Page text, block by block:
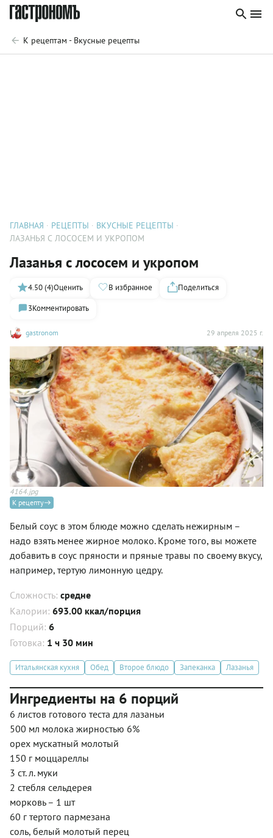
К рецептам - Вкусные рецепты
ГЛАВНАЯ РЕЦЕПТЫ
ВКУСНЫЕ РЕЦЕПТЫ
ЛАЗАНЬЯ С ЛОСОСЕМ И УКРОПОМ
Лазанья с лососем и укропом
gastronom 29 апреля 2025 г.
4.50 (4)Оценить В избранное
Поделиться
3Комментировать
4164.jpg
К рецепту
Белый соус в этом блюде можно сделать нежирным –
надо взять менее жирное молоко. Кроме того, вы можете
добавить в соус пряности и пряные травы по своему вкусу,
например, тертую лимонную цедру.
Сложность: средне
Калории: 693.00 ккал/порция
Порций: 6
Готовка: 1 ч 30 мин
Итальянская кухня Обед Второе блюдо Запеканка Лазанья
Ингредиенты на 6 порций
6 листов готового теста для лазаньи
500 мл молока жирностью 6%
орех мускатный молотый
150 г моццареллы
3 ст. л. муки
2 стебля сельдерея
морковь – 1 шт
60 г тертого пармезана
соль, белый молотый перец